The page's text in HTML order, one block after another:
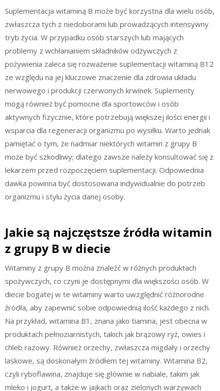
Suplementacja witaminą B może być korzystna dla wielu osób,
zwłaszcza tych z niedoborami lub prowadzących intensywny
tryb życia. W przypadku osób starszych lub mających
problemy z wchłanianiem składników odżywczych z
pożywienia zaleca się rozważenie suplementacji witaminą B12
ze względu na jej kluczowe znaczenie dla zdrowia układu
nerwowego i produkcji czerwonych krwinek. Suplementy
mogą również być pomocne dla sportowców i osób
aktywnych fizycznie, które potrzebują większej ilości energii i
wsparcia dla regeneracji organizmu po wysiłku. Warto jednak
pamiętać o tym, że nadmiar niektórych witamin z grupy B
może być szkodliwy; dlatego zawsze należy konsultować się z
lekarzem przed rozpoczęciem suplementacji. Odpowiednia
dawka powinna być dostosowana indywidualnie do potrzeb
organizmu i stylu życia danej osoby.
Jakie są najczęstsze źródła witamin
z grupy B w diecie
Witaminy z grupy B można znaleźć w różnych produktach
spożywczych, co czyni je dostępnymi dla większości osób. W
diecie bogatej w te witaminy warto uwzględnić różnorodne
źródła, aby zapewnić sobie odpowiednią ilość każdego z nich.
Na przykład, witamina B1, znana jako tiamina, jest obecna w
produktach pełnoziarnistych, takich jak brązowy ryż, owies i
chleb razowy. Również orzechy, zwłaszcza migdały i orzechy
laskowe, są doskonałym źródłem tej witaminy. Witamina B2,
czyli ryboflawina, znajduje się głównie w nabiale, takim jak
mleko i jogurt, a także w jajkach oraz zielonych warzywach